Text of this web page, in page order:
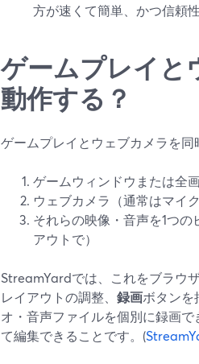
方が速くて簡単、かつ信頼
ゲームプレイと
動作する？
ゲームプレイとウェブカメラを
ゲームウィンドウまたは全
ウェブカメラ（通常はマイ
それらの映像・音声を1つ
アウトで）
StreamYardでは、これをブラウ
レイアウトの調整、 録画ボタンを
オ・音声ファイルを個別に録画
て編集できることです。(